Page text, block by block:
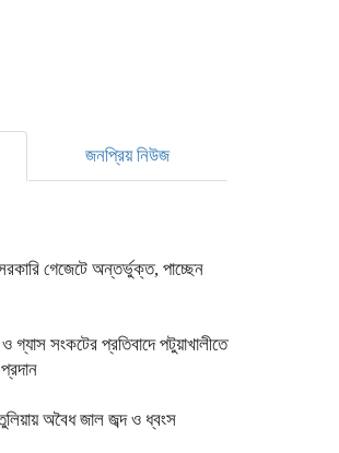
জনপ্রিয় নিউজ
গেজেটে অন্তর্ভুক্ত, পাচ্ছেন
সংকটের প্রতিবাদে পটুয়াখালীতে
অবৈধ জাল জব্দ ও ধ্বংস